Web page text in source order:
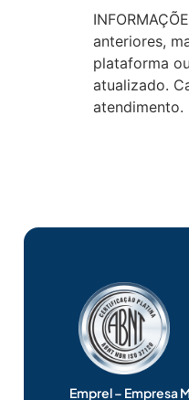
anteriores,
plataforma
atualizado.
atendimento.
Emprel – Empresa